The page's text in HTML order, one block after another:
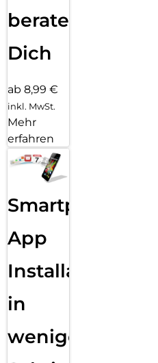
beraten
Dich
ab 8,99 €
inkl. MwSt.
Mehr
erfahren
Smartphone
App
Installation
in
wenigen